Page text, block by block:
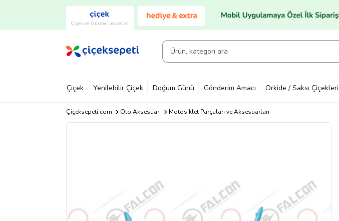
Çiçek ve Gurme Lezzetler
Çiçek Yenilebilir Çiçek Doğum Günü Gönderim Amacı Orkide / Saksı Çiçekleri
Çiçeksepeti.com Oto Aksesuar Motosiklet Parçaları ve Aksesuarları